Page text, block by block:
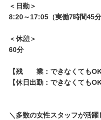
＜日勤＞
8:20～17:05（実働7時間45分
＜休憩＞
60分
【残 業：できなくてもOK
【休日出勤：できなくてもOK
＼多数の女性スタッフが活躍